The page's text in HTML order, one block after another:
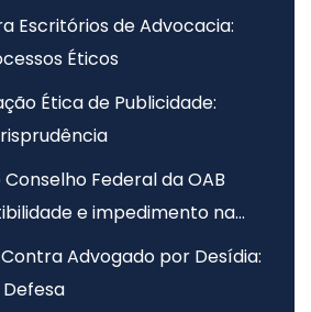
Escritórios de Advocacia:
Éticos
Ética de Publicidade:
Federal da OAB
e impedimento na
Advogado por Desídia: